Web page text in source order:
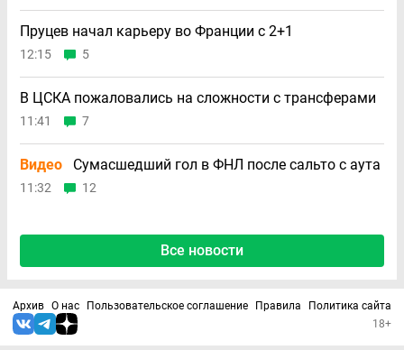
Пруцев начал карьеру во Франции с 2+1
12:15 5
В ЦСКА пожаловались на сложности с трансферами
11:41 7
Видео Сумасшедший гол в ФНЛ после сальто с аута
11:32 12
Все новости
Архив О нас Пользовательское соглашение Правила
Политика сайта
18+